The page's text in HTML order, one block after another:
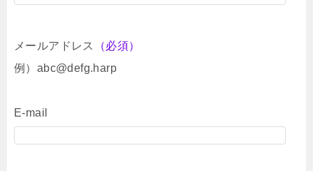
メールアドレス
（必須）
例）abc@defg.harp
E-mail